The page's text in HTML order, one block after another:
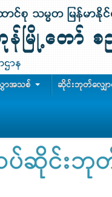
ာအသစ်
ဆိုင်းဘုတ်လျှေ
ပ်ဆိုင်းဘု